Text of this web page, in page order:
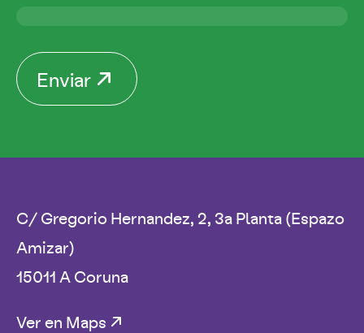
Enviar
C/ Gregorio Hernandez, 2, 3a Planta (Espazo
Amizar)
15011 A Coruna
Ver en Maps